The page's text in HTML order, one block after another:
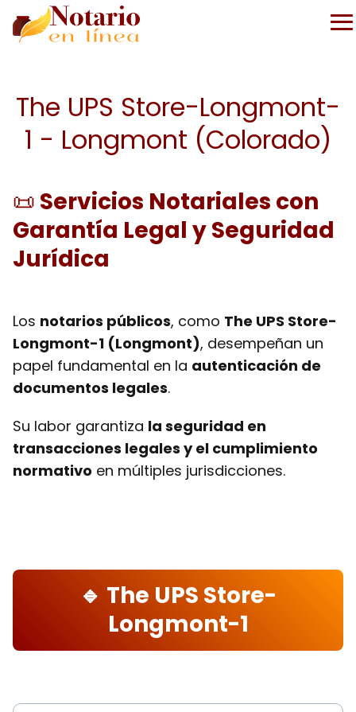
The UPS Store-Longmont-
1 - Longmont (Colorado)
📜 Servicios Notariales con
Garantía Legal y Seguridad
Jurídica
Los notarios públicos, como The UPS Store-
Longmont-1 (Longmont), desempeñan un
papel fundamental en la autenticación de
documentos legales.
Su labor garantiza la seguridad en
transacciones legales y el cumplimiento
normativo en múltiples jurisdicciones.
🔹 The UPS Store-
Longmont-1